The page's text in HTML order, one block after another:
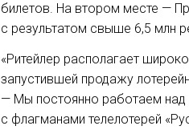
билетов. На втором месте —
с результатом свыше 6,5 млн
«Ритейлер располагает
запустившей продажу
— Мы постоянно работаем над
с флагманами телелотерей